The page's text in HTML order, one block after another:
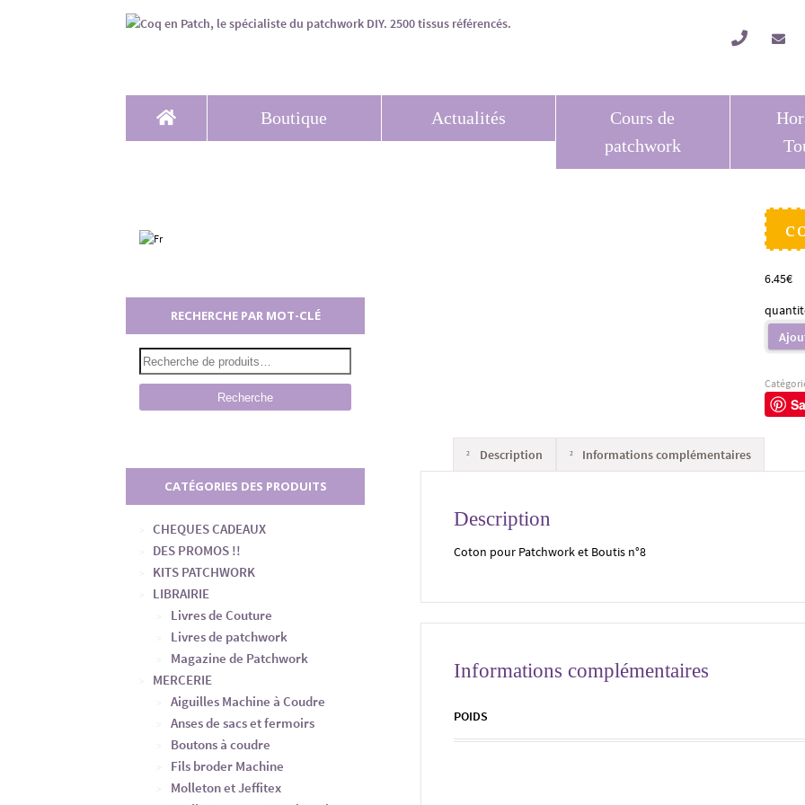
Boutique Actualités
Cours de
patchwork
6.45€
Description Informations complémentaires
Description
Coton pour Patchwork et Boutis n°8
Informations complémentaires
POIDS
RECHERCHE PAR MOT-CLÉ
Recherche
CATÉGORIES DES PRODUITS
CHEQUES CADEAUX
DES PROMOS !!
KITS PATCHWORK
LIBRAIRIE
Livres de Couture
Livres de patchwork
Magazine de Patchwork
MERCERIE
Aiguilles Machine à Coudre
Anses de sacs et fermoirs
Boutons à coudre
Fils broder Machine
Molleton et Jeffitex